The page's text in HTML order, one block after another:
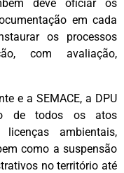
deve oficiar os
em cada
os processos
com avaliação,
e a SEMACE, a DPU
de todos os atos
ambientais,
como a suspensão
no território até